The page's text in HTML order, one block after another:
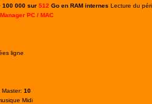
100 000 sur 512 Go en RAM internes Lecture du
PC / MAC
ligne
10
Midi